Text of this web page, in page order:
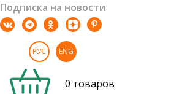
Подписка на новости
РУС ENG
0 товаров